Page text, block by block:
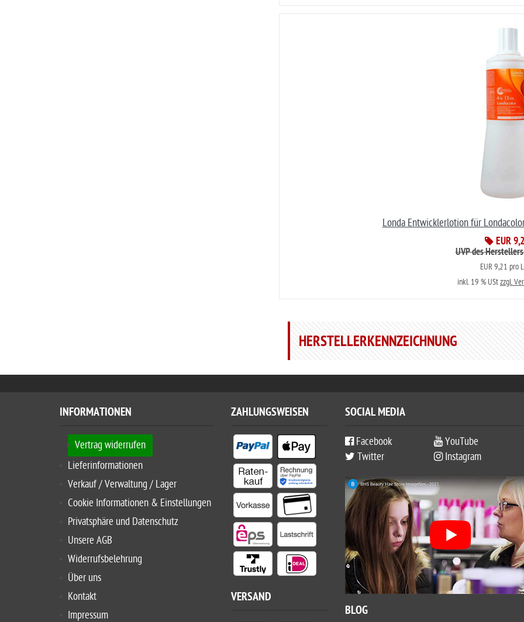
Londa Entwicklerlotion für
EUR
UVP des
EUR 9,21 pro
inkl. 19 % UStzzgl.
HERSTELLERKENNZEICHNUNG
INFORMATIONEN
Vertrag widerrufen
Lieferinformationen
Verkauf / Verwaltung / Lager
Cookie Informationen & Einstellungen
Privatsphäre und Datenschutz
Unsere AGB
Widerrufsbelehrung
Über uns
Kontakt
Impressum
ZAHLUNGSWEISEN
VERSAND
SOCIAL MEDIA
Facebook
YouTube
Twitter
Instagram
BLOG